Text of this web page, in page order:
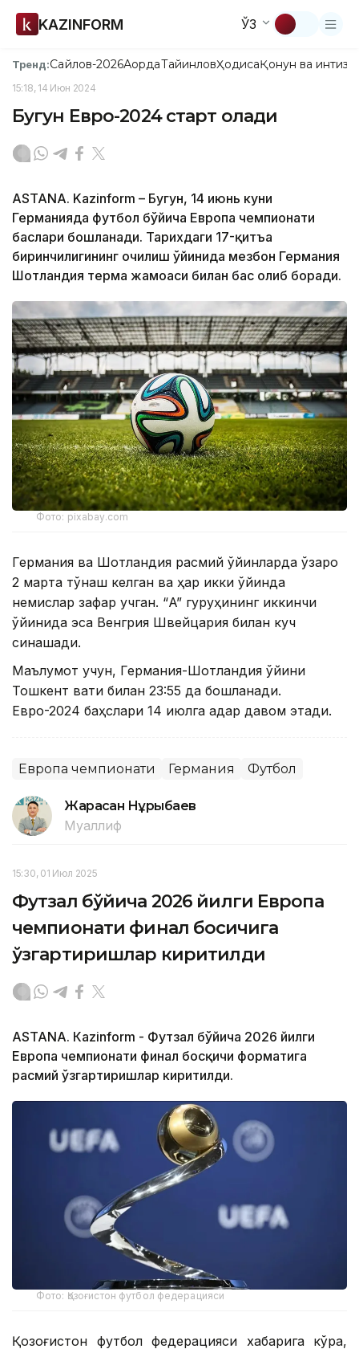
KAZINFORM ЎЗ
Тренд:Сайлов-2026АқордаТайинловҲодисаҚонун ва
15:18, 14 Июн 2024
Бугун Евро-2024 старт олади
ASTANA. Kazinform – Бугун, 14 июнь куни
Германияда футбол бўйича Европа чемпионати
баҳслари бошланади. Тарихдаги 17-қитъа
биринчилигининг очилиш ўйинида мезбон Германия
Шотландия терма жамоаси билан баҳс олиб боради.
Фото: pixabay.com
Германия ва Шотландия расмий ўйинларда ўзаро
2 марта тўқнаш келган ва ҳар икки ўйинда
немислар зафар қучган. “A” гуруҳининг иккинчи
ўйинида эса Венгрия Швейцария билан куч
синашади.
Маълумот учун, Германия-Шотландия ўйини
Тошкент вақти билан 23:55 да бошланади.
Евро-2024 баҳслари 14 июлга қадар давом этади.
Европа чемпионати Германия Футбол
Жарасқан Нұрыбаев
Муаллиф
15:30, 01 Июл 2025
Футзал бўйича 2026 йилги Европа
чемпионати финал босқичига
ўзгартиришлар киритилди
ASTANА. Кazinform - Футзал бўйича 2026 йилги
Европа чемпионати финал босқичи форматига
расмий ўзгартиришлар киритилди.
Фото: Қозоғистон футбол федерацияси
Қозоғистон футбол федерацияси хабарига кўра,